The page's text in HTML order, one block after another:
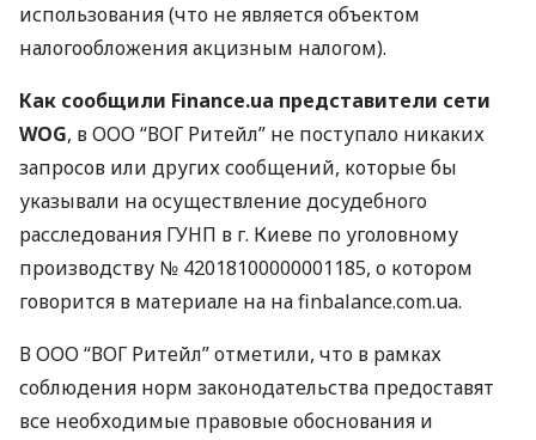
использования (что не является объектом
налогообложения акцизным налогом).
Как сообщили Finance.ua представители сети
WOG, вООО “ВОГ Ритейл” не поступало никаких
запросов или других сообщений, которые бы
указывали на осуществление досудебного
расследования ГУНП в г. Киеве по уголовному
производству № 42018100000001185, о котором
говорится в материале на на finbalance.com.ua.
ВООО “ВОГ Ритейл” отметили, что в рамках
соблюдения норм законодательства предоставят
все необходимые правовые обоснования и